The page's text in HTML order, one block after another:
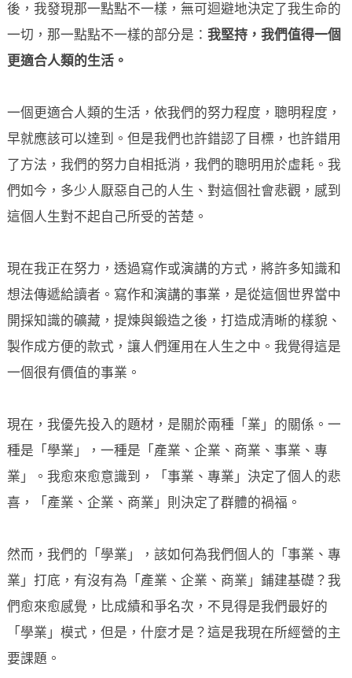
後，我發現那一點點不一樣，無可迴避地決定了我生命的
一切，那一點點不一樣的部分是： 我堅持，我們值得一個
更適合人類的生活。
一個更適合人類的生活，依我們的努力程度，聰明程度，
早就應該可以達到。但是我們也許錯認了目標，也許錯用
了方法，我們的努力自相抵消，我們的聰明用於虛耗。我
們如今，多少人厭惡自己的人生、對這個社會悲觀，感到
這個人生對不起自己所受的苦楚。
現在我正在努力，透過寫作或演講的方式，將許多知識和
想法傳遞給讀者。寫作和演講的事業，是從這個世界當中
開採知識的礦藏，提煉與鍛造之後，打造成清晰的樣貌、
製作成方便的款式，讓人們運用在人生之中。我覺得這是
一個很有價值的事業。
現在，我優先投入的題材，是關於兩種「業」的關係。一
種是「學業」，一種是「產業、企業、商業、事業、專
業」。我愈來愈意識到，「事業、專業」決定了個人的悲
喜，「產業、企業、商業」則決定了群體的禍福。
然而，我們的「學業」，該如何為我們個人的「事業、專
業」打底，有沒有為「產業、企業、商業」鋪建基礎？我
們愈來愈感覺，比成績和爭名次，不見得是我們最好的
「學業」模式，但是，什麼才是？這是我現在所經營的主
要課題。